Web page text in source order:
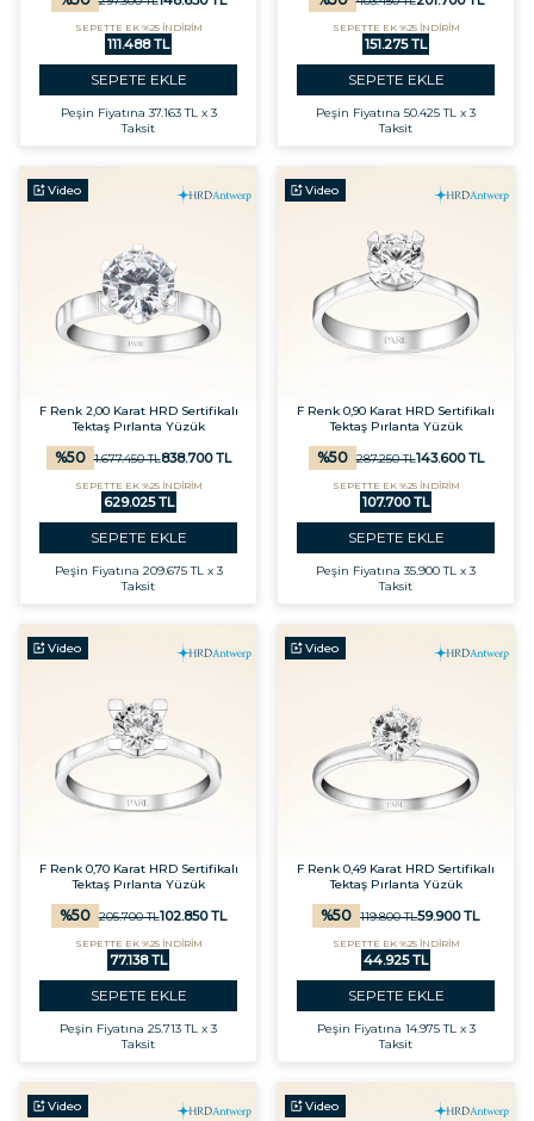
SEPETTE EK %25 İNDİRİM
111.488 TL
SEPETE EKLE
Peşin Fiyatına 37.163 TL x 3
Taksit
SEPETTE EK %25 İNDİRİM
151.275 TL
SEPETE EKLE
Peşin Fiyatına 50.425 TL x 3
Taksit
Video
F Renk 2,00 Karat HRD Sertifikalı
Tektaş Pırlanta Yüzük
%50 1.677.450TL838.700TL
SEPETTE EK %25 İNDİRİM
629.025 TL
SEPETE EKLE
Peşin Fiyatına 209.675 TL x 3
Taksit
Video
F Renk 0,90 Karat HRD Sertifikalı
Tektaş Pırlanta Yüzük
%50 287.250TL143.600TL
SEPETTE EK %25 İNDİRİM
107.700 TL
SEPETE EKLE
Peşin Fiyatına 35.900 TL x 3
Taksit
Video
F Renk 0,70 Karat HRD Sertifikalı
Tektaş Pırlanta Yüzük
%50 205.700TL102.850TL
SEPETTE EK %25 İNDİRİM
77.138 TL
SEPETE EKLE
Peşin Fiyatına 25.713 TL x 3
Taksit
Video
F Renk 0,49 Karat HRD Sertifikalı
Tektaş Pırlanta Yüzük
%50 119.800TL59.900TL
SEPETTE EK %25 İNDİRİM
44.925 TL
SEPETE EKLE
Peşin Fiyatına 14.975 TL x 3
Taksit
Video Video